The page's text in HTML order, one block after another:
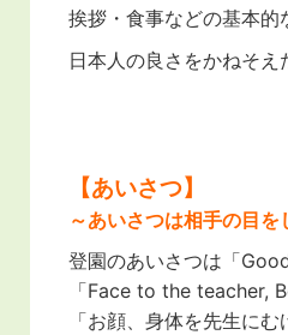
挨拶・食事などの基本的
日本人の良さをかねそえ
【あいさつ】
～あいさつは相手の目
登園のあいさつは「
「Face to the teacher,
「お顔、身体を先生に